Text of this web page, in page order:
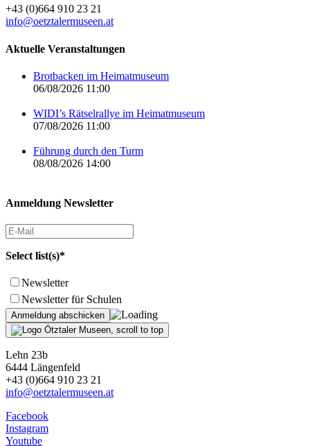
+43 (0)664 910 23 21
info@oetztalermuseen.at
Aktuelle Veranstaltungen
Brotbacken im Heimatmuseum
06/08/2026 11:00
WIDI’s Rätselrallye im Heimatmuseum
07/08/2026 11:00
Führung durch den Turm
08/08/2026 14:00
Anmeldung Newsletter
Select list(s)*
Newsletter
Newsletter für Schulen
Lehn 23b
6444 Längenfeld
+43 (0)664 910 23 21
info@oetztalermuseen.at
Facebook
Instagram
Youtube